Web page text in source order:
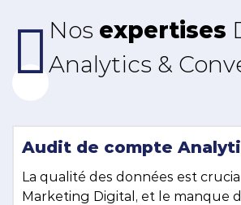
Nos expertises
Analytics &
Audit de compte
La qualité des données est
Marketing Digital, et le manque